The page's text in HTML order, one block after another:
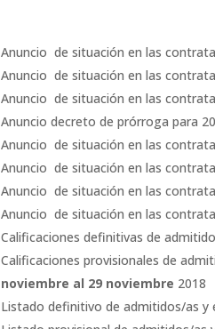
Anuncio de situación en las
Anuncio de situación en las
Anuncio de situación en las
Anuncio decreto de prórroga para
Anuncio de situación en las
Anuncio de situación en las
Anuncio de situación en las
Anuncio de situación en las
Calificaciones definitivas de
Calificaciones provisionales de
noviembre al 29 noviembre 2018
Listado definitivo de admitidos/as y